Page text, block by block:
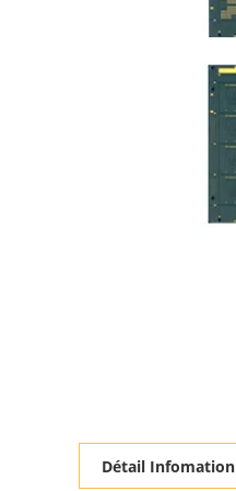
Détail Infomation